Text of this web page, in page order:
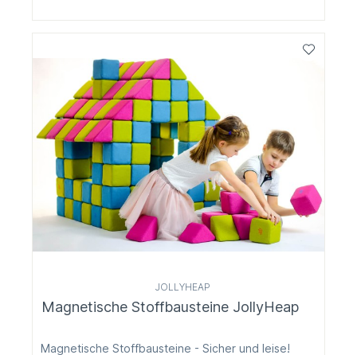
JOLLYHEAP
Magnetische Stoffbausteine JollyHeap
Magnetische Stoffbausteine - Sicher und leise!